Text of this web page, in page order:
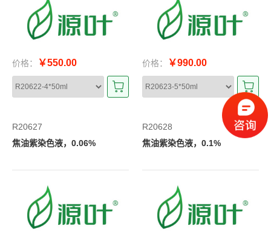
价格： ￥550.00 价格： ￥990.00
R20627
焦油紫染色液，0.06%
R20628
焦油紫染色液，0.1%